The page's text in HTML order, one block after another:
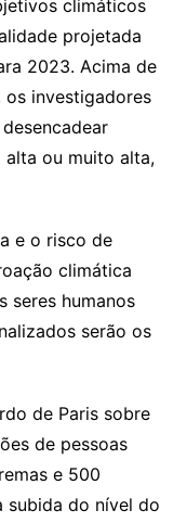
climáticos
projetada
2023. Acima de
os investigadores
alta ou muito alta,
e o risco de
climática
seres humanos
serão os
de Paris sobre
de pessoas
e 500
subida do nível do